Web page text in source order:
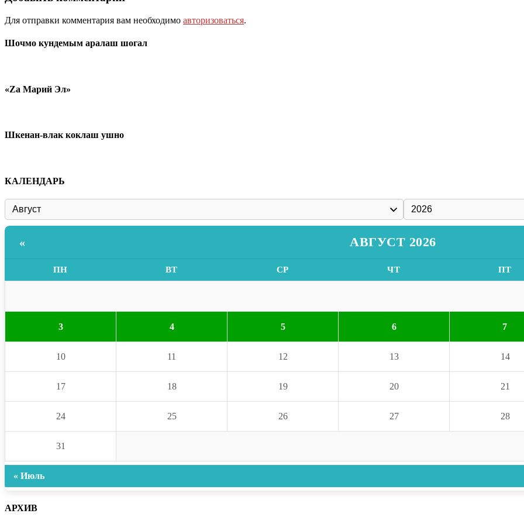
Для отправки комментария вам необходимо авторизоваться.
Шочмо кундемым аралаш шогал
«Zа Марий Эл»
Шкенан-влак коклаш ушно
КАЛЕНДАРЬ
« АВГУСТ 2026
ПН ВТ СР ЧТ ПТ
3 4 5 6 7
10 11 12 13 14
17 18 19 20 21
24 25 26 27 28
31
« Июль
АРХИВ